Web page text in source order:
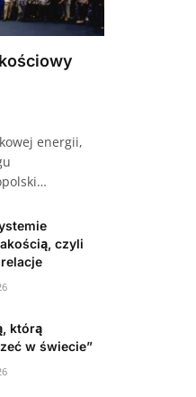
energii,
czyli
którą
w świecie”